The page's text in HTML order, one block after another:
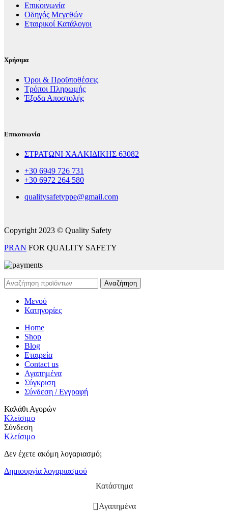
Επικοινωνία
Οδηγός Μεγεθών
Εταιρικοί Κατάλογοι
Χρήσιμα
Όροι & Προϋποθέσεις
Τρόποι Πληρωμής
Έξοδα Αποστολής
Επικοινωνία
ΣΤΡΑΤΩΝΙ ΧΑΛΚΙΔΙΚΗΣ 63082
+30 6949 726 731
+30 6972 264 580
qualitysafetyppe@gmail.com
Copyright 2023 © Quality Safety
PRAN FOR QUALITY SAFETY
Αναζήτηση
Μενού
Κατηγορίες
Home
Shop
Blog
Εταιρεία
Contact us
Αγαπημένα
Σύγκριση
Σύνδεση / Εγγραφή
Καλάθι Αγορών
Κλείσιμο
Σύνδεση
Κλείσιμο
Δεν έχετε ακόμη λογαριασμό;
Δημιουργία λογαριασμού
Κατάστημα
Αγαπημένα